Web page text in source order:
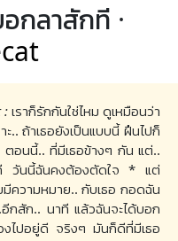
กลาสักที ·
: เราก็รักกันใช่ไหม ดูเหมือนว่า
.. ถ้าเธอยังเป็นแบบนี้ ฝืนไปก็
ตอนนี้.. ที่มีเธอข้างๆ กัน แต่..
ที วันนี้ฉันคงต้องตัดใจ * แต่
มีความหมาย.. กับเธอ กอดฉัน
สัก.. นาที แล้วฉันจะได้บอก
งไปอยู่ดี จริงๆ มันก็ดีที่มีเธอ